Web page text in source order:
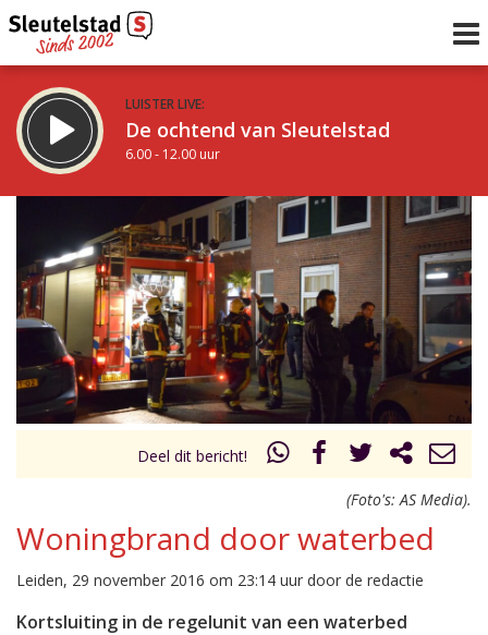
LUISTER LIVE:
De ochtend van Sleutelstad
6.00 - 12.00 uur
De middag van Sleutelstad
12.00 - 18.00 uur
Vorig uur
uur 1 van 0 Volgend uur
Inklappen
Deel dit bericht!
(Foto's: AS Media).
Woningbrand door waterbed
Leiden, 29 november 2016 om 23:14 uur door de redactie
Kortsluiting in de regelunit van een waterbed